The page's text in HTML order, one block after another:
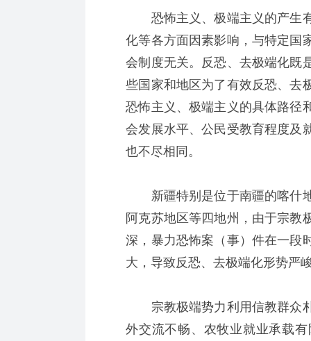
恐怖主义、极端主义的产生有
化等各方面因素影响，与特定国
会制度无关。反恐、去极端化既
些国家和地区为了有效反恐、去
恐怖主义、极端主义的具体路径
会发展水平、公民受教育程度及
也不尽相同。
新疆特别是位于南疆的喀什地
阿克苏地区等四地州，由于宗教
深，暴力恐怖案（事）件在一段
大，导致反恐、去极端化形势严
宗教极端势力利用信教群众朴
外交流不畅、农牧业就业承载